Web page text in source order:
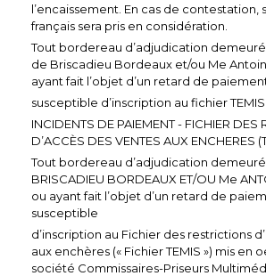
l’encaissement. En cas de contestation,
français sera pris en considération.
Tout bordereau d’adjudication
de Briscadieu Bordeaux et/ou Me
ayant fait l’objet d’un retard de
susceptible d’inscription au fichier TEMIS.
INCIDENTS DE PAIEMENT - FICHIER DES
D’ACCÈS DES VENTES AUX ENCHERES
Tout bordereau d’adjudication
BRISCADIEU BORDEAUX ET/OU Me
ou ayant fait l’objet d’un retard de
susceptible
d’inscription au Fichier des restrictions
aux enchères (« Fichier TEMIS ») mis en
société Commissaires-Priseurs